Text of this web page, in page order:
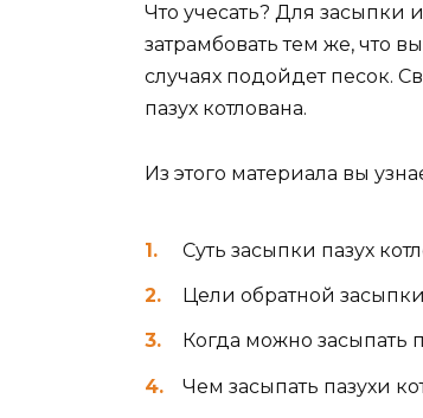
Что учесать? Для
затрамбовать тем же, что
случаях подойдет песок.
пазух котлована.
Из этого материала вы
Суть засыпки пазух
Цели обратной засыпки
Когда можно засыпать
Чем засыпать пазухи